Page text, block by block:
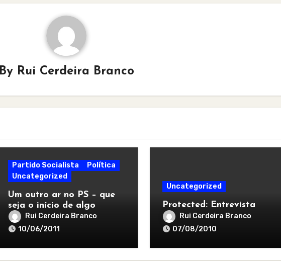
By Rui Cerdeira Branco
Partido Socialista
Política
Uncategorized
Um outro ar no PS – que
seja o início de algo
melhorRui Cerdeira Branco
10/06/2011
Uncategorized
Protected: Entrevista
Rui Cerdeira Branco
07/08/2010